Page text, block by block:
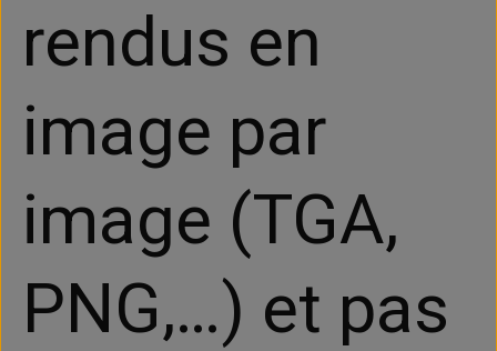
rendus en
image par
image (TGA,
PNG,…) et pas